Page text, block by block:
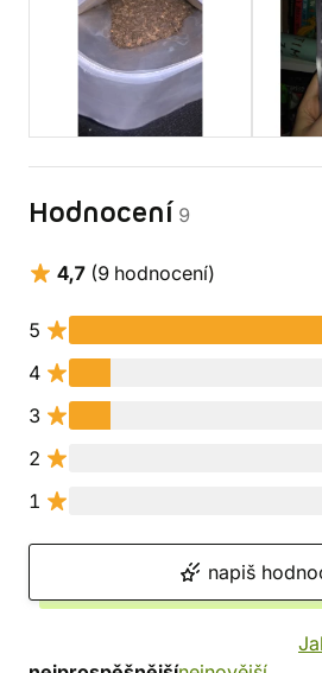
Hodnocení 9
4,7 (9 hodnocení)
5
4
3
2
1
napiš